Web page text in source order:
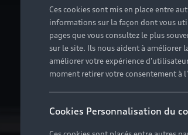
Ces cookies sont mis en place entre
informations sur la façon dont vous
pages que vous consultez le plus
sur le site. Ils nous aident à améliorer
améliorer votre expérience
moment retirer votre consentement à
Cookies Personnalisation du